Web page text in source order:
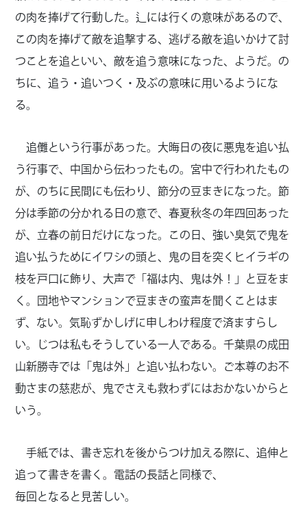
の肉を捧げて行動した。辶には行くの意味があるので、
この肉を捧げて敵を追撃する、逃げる敵を追いかけて討
つことを追といい、敵を追う意味になった、ようだ。の
ちに、追う・追いつく・及ぶの意味に用いるようにな
る。
追儺という行事があった。大晦日の夜に悪鬼を追い払
う行事で、中国から伝わったもの。宮中で行われたもの
が、のちに民間にも伝わり、節分の豆まきになった。節
分は季節の分かれる日の意で、春夏秋冬の年四回あった
が、立春の前日だけになった。この日、強い臭気で鬼を
追い払うためにイワシの頭と、鬼の目を突くヒイラギの
枝を戸口に飾り、大声で「福は内、鬼は外！」と豆をま
く。団地やマンションで豆まきの蛮声を聞くことはま
ず、ない。気恥ずかしげに申しわけ程度で済ますらし
い。じつは私もそうしている一人である。千葉県の成田
山新勝寺では「鬼は外」と追い払わない。ご本尊のお不
動さまの慈悲が、鬼でさえも救わずにはおかないからと
いう。
手紙では、書き忘れを後からつけ加える際に、追伸と
追って書きを書く。電話の長話と同様で、
毎回となると見苦しい。